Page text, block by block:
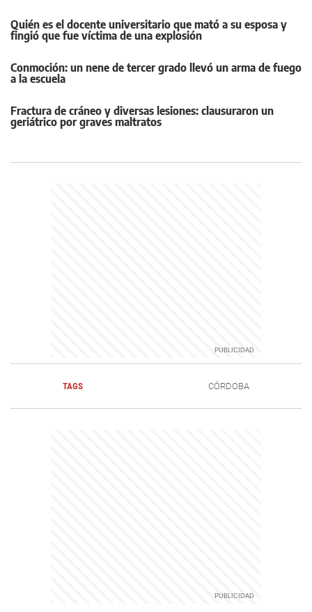
Quién es el docente universitario que mató a su esposa y
fingió que fue víctima de una explosión
Conmoción: un nene de tercer grado llevó un arma de fuego
a la escuela
Fractura de cráneo y diversas lesiones: clausuraron un
geriátrico por graves maltratos
TAGS CÓRDOBA